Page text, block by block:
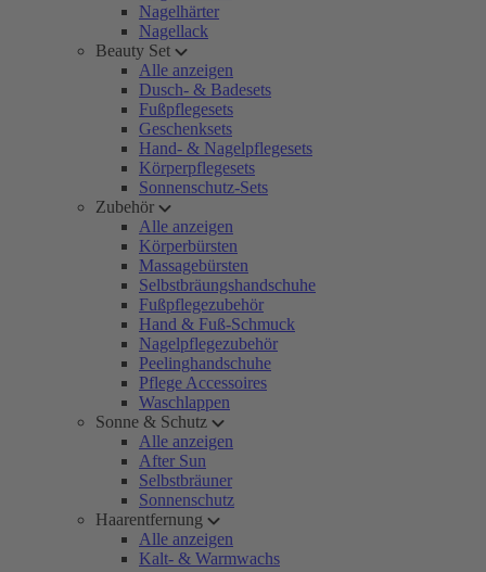
Nagelhärter
Nagellack
Beauty Set
Alle anzeigen
Dusch- & Badesets
Fußpflegesets
Geschenksets
Hand- & Nagelpflegesets
Körperpflegesets
Sonnenschutz-Sets
Zubehör
Alle anzeigen
Körperbürsten
Massagebürsten
Selbstbräungshandschuhe
Fußpflegezubehör
Hand & Fuß-Schmuck
Nagelpflegezubehör
Peelinghandschuhe
Pflege Accessoires
Waschlappen
Sonne & Schutz
Alle anzeigen
After Sun
Selbstbräuner
Sonnenschutz
Haarentfernung
Alle anzeigen
Kalt- & Warmwachs